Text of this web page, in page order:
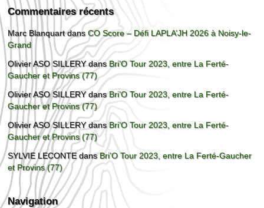
Commentaires récents
Marc BlanquartdansCO Score – Défi LAPLA’JH 2026 à Noisy-le-
Grand
Olivier ASO SILLERYdans Bri’O Tour 2023, entre La Ferté-
Gaucher et Provins (77)
Olivier ASO SILLERYdansBri’O Tour 2023, entre La Ferté-
Gaucher et Provins (77)
Olivier ASO SILLERYdansBri’O Tour 2023, entre La Ferté-
Gaucher et Provins (77)
SYLVIE LECONTEdansBri’O Tour 2023, entre La Ferté-Gaucher
et Provins (77)
Navigation